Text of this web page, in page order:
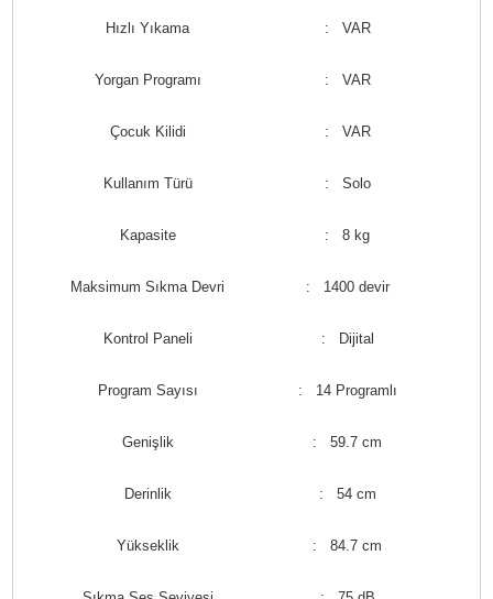
Hızlı Yıkama : VAR
Yorgan Programı : VAR
Çocuk Kilidi : VAR
Kullanım Türü : Solo
Kapasite : 8 kg
Maksimum Sıkma Devri : 1400 devir
Kontrol Paneli : Dijital
Program Sayısı : 14 Programlı
Genişlik : 59.7 cm
Derinlik : 54 cm
Yükseklik : 84.7 cm